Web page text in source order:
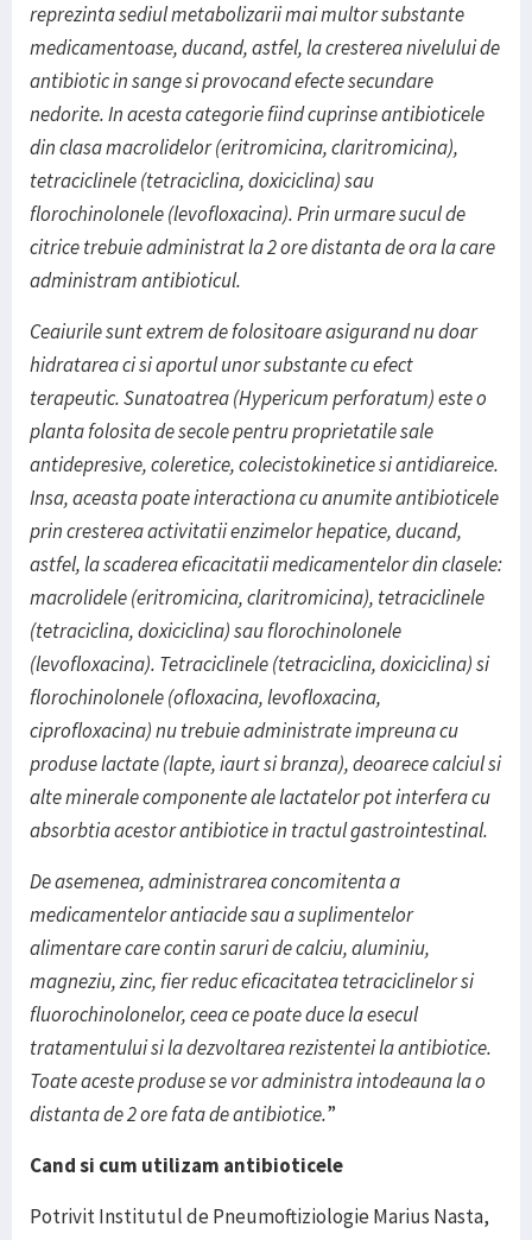
reprezinta sediul metabolizarii mai multor substante
medicamentoase, ducand, astfel, la cresterea nivelului de
antibiotic in sange si provocand efecte secundare
nedorite. In acesta categorie fiind cuprinse antibioticele
din clasa macrolidelor (eritromicina, claritromicina),
tetraciclinele (tetraciclina, doxiciclina) sau
florochinolonele (levofloxacina). Prin urmare sucul de
citrice trebuie administrat la 2 ore distanta de ora la care
administram antibioticul.
Ceaiurile sunt extrem de folositoare asigurand nu doar
hidratarea ci si aportul unor substante cu efect
terapeutic. Sunatoatrea (Hypericum perforatum) este o
planta folosita de secole pentru proprietatile sale
antidepresive, coleretice, colecistokinetice si antidiareice.
Insa, aceasta poate interactiona cu anumite antibioticele
prin cresterea activitatii enzimelor hepatice, ducand,
astfel, la scaderea eficacitatii medicamentelor din clasele:
macrolidele (eritromicina, claritromicina), tetraciclinele
(tetraciclina, doxiciclina) sau florochinolonele
(levofloxacina). Tetraciclinele (tetraciclina, doxiciclina) si
florochinolonele (ofloxacina, levofloxacina,
ciprofloxacina) nu trebuie administrate impreuna cu
produse lactate (lapte, iaurt si branza), deoarece calciul si
alte minerale componente ale lactatelor pot interfera cu
absorbtia acestor antibiotice in tractul gastrointestinal.
De asemenea, administrarea concomitenta a
medicamentelor antiacide sau a suplimentelor
alimentare care contin saruri de calciu, aluminiu,
magneziu, zinc, fier reduc eficacitatea tetraciclinelor si
fluorochinolonelor, ceea ce poate duce la esecul
tratamentului si la dezvoltarea rezistentei la antibiotice.
Toate aceste produse se vor administra intodeauna la o
distanta de 2 ore fata de antibiotice.”
Cand si cum utilizam antibioticele
Potrivit Institutul de Pneumoftiziologie Marius Nasta,